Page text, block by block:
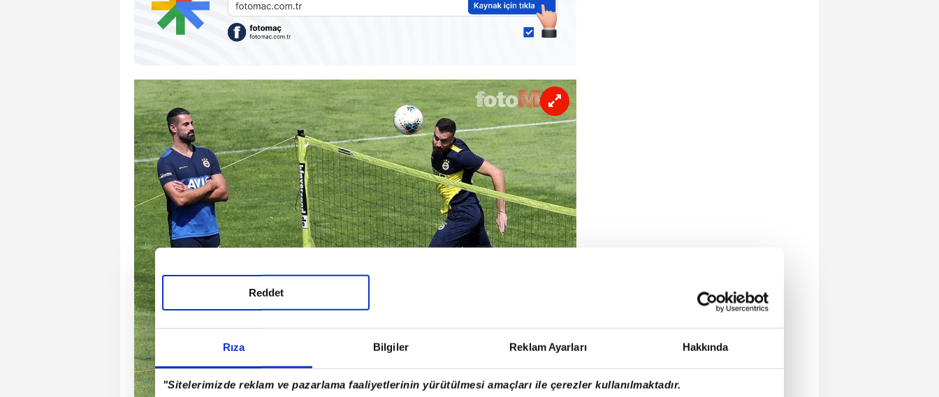
Rıza Bilgiler Reklam Ayarları Hakkında
"Sitelerimizde reklam ve pazarlama faaliyetlerinin yürütülmesi amaçları ile çerezler kullanılmaktadır.
Reddet